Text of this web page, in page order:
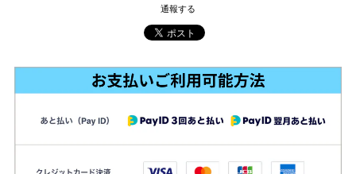
通報する